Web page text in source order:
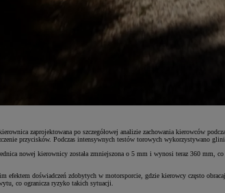
zaprojektowana po szczegółowej analizie zachowania kierowców
przycisków. Podczas intensywnych testów torowych wykorzystywano
nowej kierownicy została zmniejszona o 5 mm i wynosi teraz 360 mm,
efektem doświadczeń zdobytych w motorsporcie, gdzie kierowcy często
co ogranicza ryzyko takich sytuacji.